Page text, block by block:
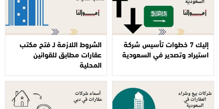
إليك 7 خطوات تأسيس شركة
استيراد وتصدير في السعودية
الشروط اللازمة لـ فتح مكتب
عقارات مطابق للقوانين
المحلية